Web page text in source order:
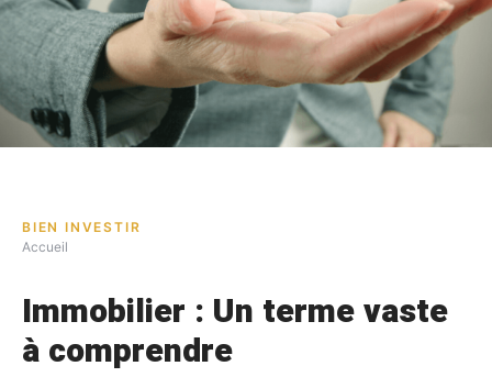
BIEN INVESTIR
Accueil
Immobilier : Un terme vaste
à comprendre